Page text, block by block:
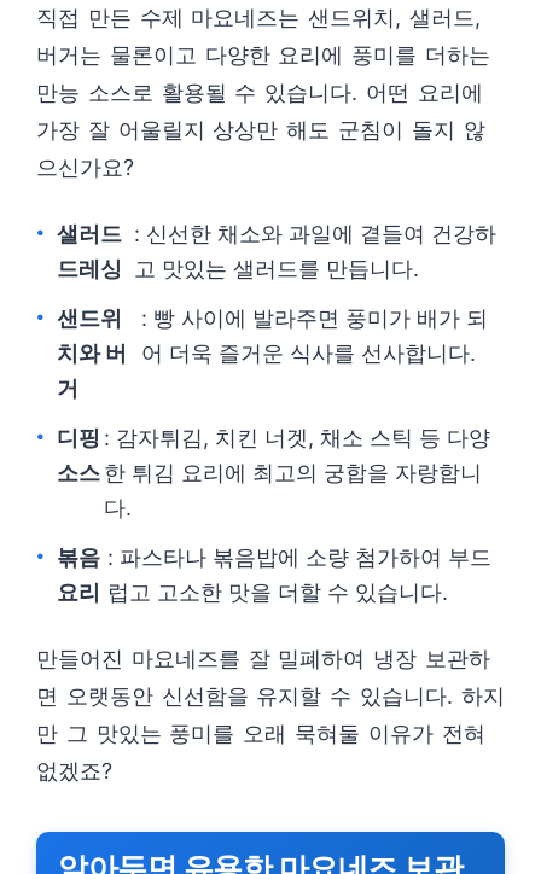
직접 만든 수제 마요네즈는 샌드위치, 샐러드,
버거는 물론이고 다양한 요리에 풍미를 더하는
만능 소스로 활용될 수 있습니다. 어떤 요리에
가장 잘 어울릴지 상상만 해도 군침이 돌지 않
으신가요?
샐러드
드레싱
: 신선한 채소와 과일에 곁들여 건강하
고 맛있는 샐러드를 만듭니다.
샌드위
치와 버
거
: 빵 사이에 발라주면 풍미가 배가 되
어 더욱 즐거운 식사를 선사합니다.
디핑
소스
: 감자튀김, 치킨 너겟, 채소 스틱 등 다양
한 튀김 요리에 최고의 궁합을 자랑합니
다.
볶음
요리
: 파스타나 볶음밥에 소량 첨가하여 부드
럽고 고소한 맛을 더할 수 있습니다.
만들어진 마요네즈를 잘 밀폐하여 냉장 보관하
면 오랫동안 신선함을 유지할 수 있습니다. 하지
만 그 맛있는 풍미를 오래 묵혀둘 이유가 전혀
없겠죠?